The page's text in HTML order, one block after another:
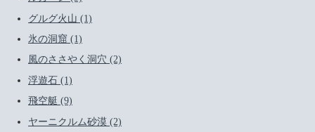
グルグ火山 (1)
氷の洞窟 (1)
風のささやく洞穴 (2)
浮遊石 (1)
飛空艇 (9)
ヤーニクルム砂漠 (2)